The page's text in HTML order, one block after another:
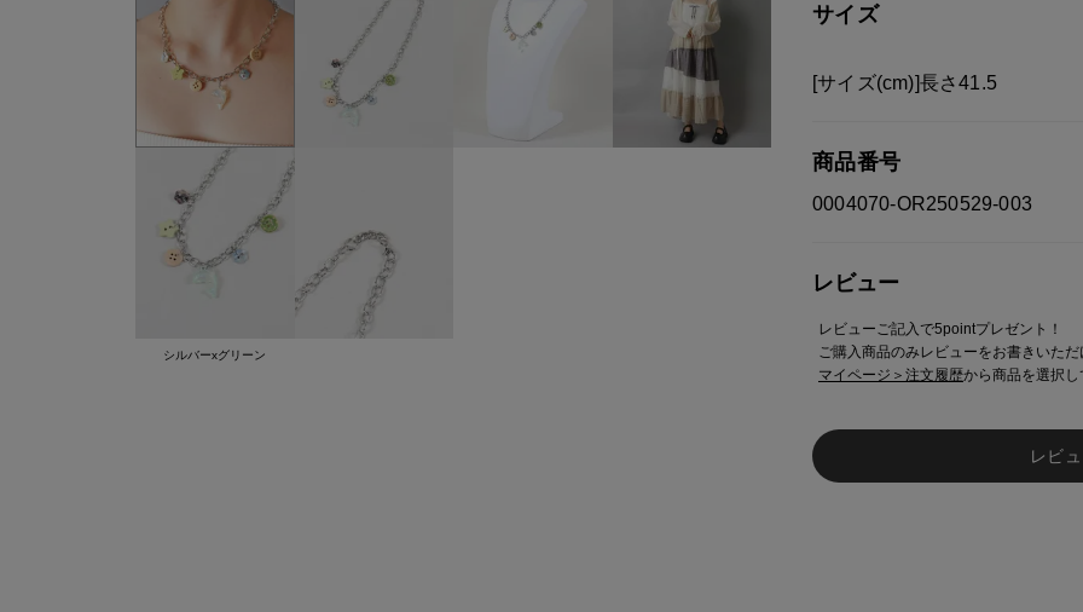
サイズ
[サイズ(cm)]長さ41.5
商品番号
0004070-OR250529-003
レビュー
レビューご記入で5pointプレゼント！
ご購入商品のみレビューをお書きいた
マイページ＞注文履歴から商品を選択
レビ
シルバーxグリーン